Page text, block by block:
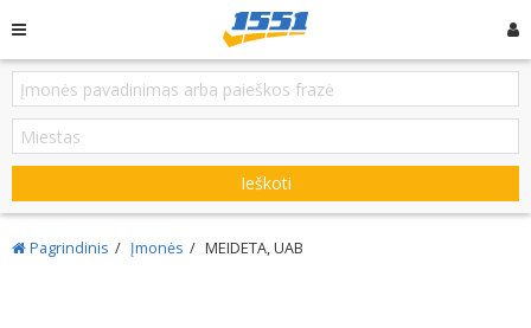
Ieškoti
Pagrindinis Įmonės MEIDETA, UAB